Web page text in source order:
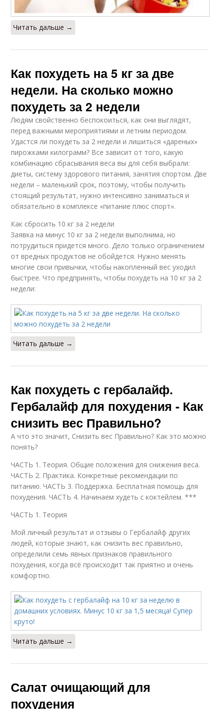
Читать дальше →
Как похудеть на 5 кг за две
недели. На сколько можно
похудеть за 2 недели
Людям свойственно беспокоиться, как они выглядят,
перед важными мероприятиями и летним периодом.
Удастся ли похудеть за 2 недели и лишиться «дареных»
пирожками килограмм? Все зависит от того, какую
комбинацию сбрасывания веса вы для себя выбрали:
диеты, систему здорового питания, занятия спортом. Две
недели – маленький срок, поэтому, чтобы получить
стоящий результат, нужно интенсивно заниматься и
обязательно в комплексе «питание плюс спорт».
Как сбросить 10 кг за 2 недели
Заявка на минус 10 кг за 2 недели выполнима, но
потрудиться придется много. Дело только ограничением
от вредных продуктов не обойдется. Нужно менять
многие свои привычки, чтобы накопленный вес уходил
быстрее. Что предпринять, чтобы похудеть на 10 кг за 2
недели:
Читать дальше →
Как похудеть с гербалайф.
Гербалайф для похудения - Как
снизить вес Правильно?
А что это значит, Снизить вес Правильно? Как это можно
понять?
ЧАСТЬ 1. Теория. Общие положения для снижения веса.
ЧАСТЬ 2. Практика. Конкретные рекомендации по
питанию. ЧАСТЬ 3. Поддержка. Бесплатная помощь для
похудения. ЧАСТЬ 4. Начинаем худеть с коктейлем. ***
ЧАСТЬ 1. Теория
Мой личный результат и отзывы о Гербалайф других
людей, которые знают, как снизить вес правильно,
определили семь явных признаков правильного
похудения, когда всё происходит так приятно и очень
комфортно.
Читать дальше →
Салат очищающий для
похудения